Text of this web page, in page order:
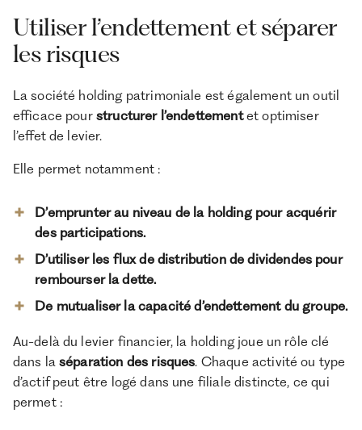
Utiliser l’endettement et séparer
les risques
La société holding patrimoniale est également un outil
efficace pour structurer l’endettementet optimiser
l’effet de levier.
Elle permet notamment :
D’emprunter au niveau de la holding pour acquérir
des participations.
D’utiliser les flux de distribution de dividendes pour
rembourser la dette.
De mutualiser la capacité d’endettement du groupe.
Au-delà du levier financier, la holding joue un rôle clé
dans la séparation des risques. Chaque activité ou type
d’actif peut être logé dans une filiale distincte, ce qui
permet :